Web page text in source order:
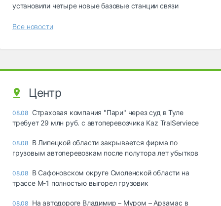
установили четыре новые базовые станции связи
Все новости
Центр
08.08 Страховая компания "Пари" через суд в Туле
требует 29 млн руб. с автоперевозчика Kaz TralServiece
08.08 В Липецкой области закрывается фирма по
грузовым автоперевозкам после полутора лет убытков
08.08 В Сафоновском округе Смоленской области на
трассе М-1 полностью выгорел грузовик
08.08 На автодороге Владимир – Муром – Арзамас в